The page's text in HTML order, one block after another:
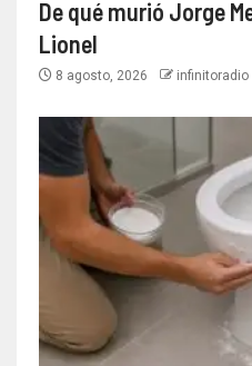
De qué murió Jorge
Lionel
8 agosto, 2026 infinitoradio